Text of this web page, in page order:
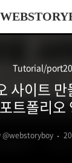
Tutorial/
사이트
포트폴리오
@webstoryboy